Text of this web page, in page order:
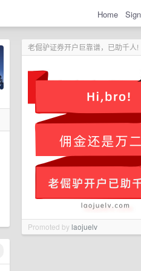
Home
老倔驴证券开户巨靠谱，已助千人!
Promoted bylaojuelv